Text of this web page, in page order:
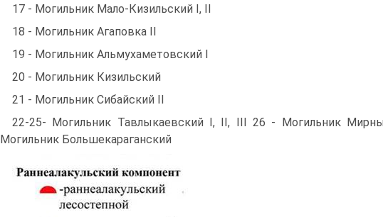
17 - Могильник Мало-Кизильский I, II
18 - Могильник Агаповка II
19 - Могильник Альмухаметовский I
20 - Могильник Кизильский
21 - Могильник Сибайский II
22-25- Могильник Тавлыкаевский I, II, III 26 - Могильник
Могильник Большекараганский